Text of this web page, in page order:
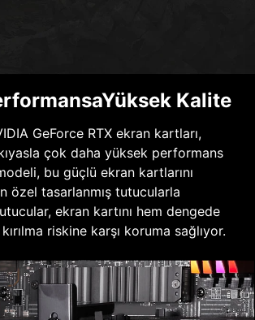
Kalite
GeForce RTX ekran kartları,
çok daha yüksek performans
bu güçlü ekran kartlarını
özel tasarlanmış tutucularla
ekran kartını hem dengede
riskine karşı koruma sağlıyor.